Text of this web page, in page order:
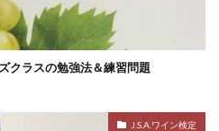
クラスの勉強法＆練習問題
J.S.A.ワイン検定